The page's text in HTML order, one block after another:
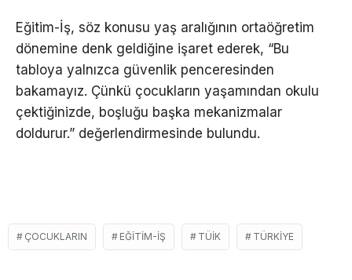
Eğitim-İş, söz konusu yaş aralığının ortaöğretim
dönemine denk geldiğine işaret ederek, “Bu
tabloya yalnızca güvenlik penceresinden
bakamayız. Çünkü çocukların yaşamından okulu
çektiğinizde, boşluğu başka mekanizmalar
doldurur.” değerlendirmesinde bulundu.
ÇOCUKLARIN EĞITIM-İŞ TÜIK TÜRKIYE